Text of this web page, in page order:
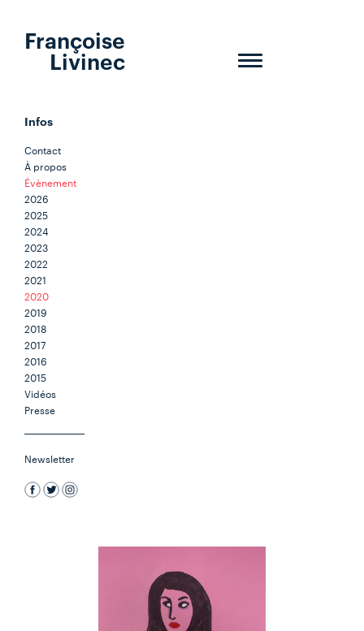
Toggle
Françoise
Livinec
Infos
Contact
À propos
Évènement
2026
2025
2024
2023
2022
2021
2020
2019
2018
2017
2016
2015
Vidéos
Presse
Newsletter